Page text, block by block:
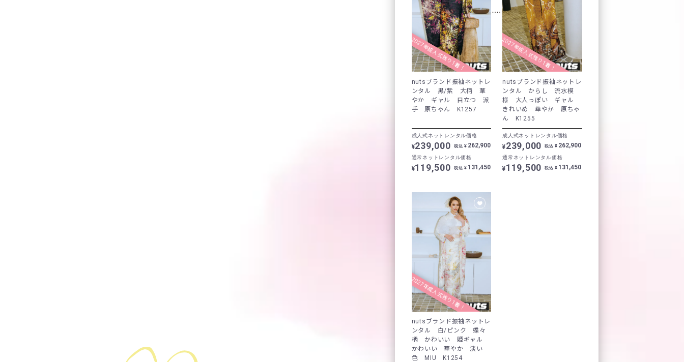
2027年成人式残り1着！
nutsブランド振袖ネットレ
ンタル 黒/紫 大柄 華
やか ギャル 目立つ 派
手 原ちゃん K1257
成人式ネットレンタル価格
¥239,000 税込 ¥ 262,900
通常ネットレンタル価格
¥119,500 税込 ¥ 131,450
2027年成人式残り1着！
nutsブランド振袖ネットレ
ンタル からし 流水模
様 大人っぽい ギャル
きれいめ 華やか 原ちゃ
ん K1255
成人式ネットレンタル価格
¥239,000 税込 ¥ 262,900
通常ネットレンタル価格
¥119,500 税込 ¥ 131,450
2027年成人式残り1着！
nutsブランド振袖ネットレ
ンタル 白/ピンク 蝶々
柄 かわいい 姫ギャル
かわいい 華やか 淡い
色 MIU K1254